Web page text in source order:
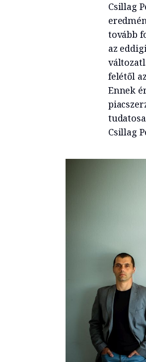
Csillag
tovább
az
felétől
Ennek
Csillag